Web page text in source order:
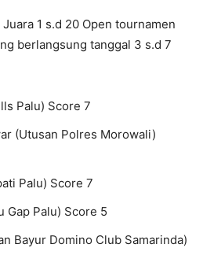
1 s.d 20 Open tournamen
berlangsung tanggal 3 s.d 7
Palu) Score 7
(Utusan Polres Morowali)
Palu) Score 7
Gap Palu) Score 5
Bayur Domino Club Samarinda)